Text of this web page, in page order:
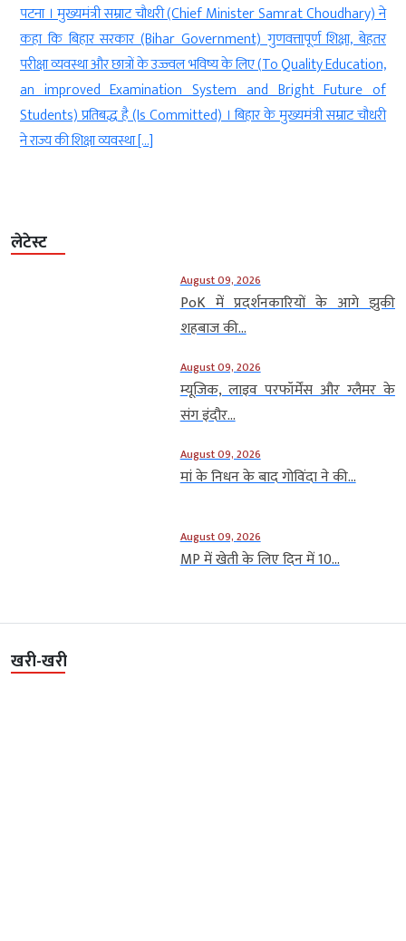
(Chief Minister Samrat Choudhary) ने
गुणवत्तापूर्ण शिक्षा, बेहतर
भविष्य के लिए (To Quality Education,
System and Bright Future of
। बिहार के मुख्यमंत्री सम्राट चौधरी
भोपाल । मुख्यमंत्री मोहन यादव
निवास पर राष्ट्रीय ध्वज
Bhopal Residence) ‘हर घर
‘Har Ghar Tiranga’ Campaign)
जन-जन तक पहुंचाने के उद्देश्य से
लेटेस्ट
August 09, 2026
PoK में प्रदर्शनकारियों के आगे झुकी
शहबाज की...
August 09, 2026
म्यूजिक, लाइव परफॉर्मेंस और ग्लैमर के
संग इंदौर...
August 09, 2026
मां के निधन के बाद गोविंदा ने की...
August 09, 2026
MP में खेती के लिए दिन में 10...
खरी-खरी